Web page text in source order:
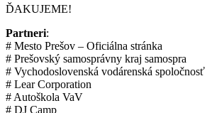
ĎAKUJEME!
Partneri:
# Mesto Prešov – Oficiálna stránka
# Prešovský samosprávny kraj samospra
# Vychodoslovenská vodárenská spoločnosť
# Lear Corporation
# Autoškola VaV
# DJ Camp